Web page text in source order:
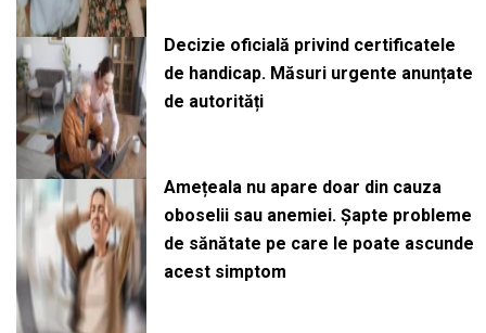
Decizie oficială privind certificatele
de handicap. Măsuri urgente anunțate
de autorități
Amețeala nu apare doar din cauza
oboselii sau anemiei. Șapte probleme
de sănătate pe care le poate ascunde
acest simptom